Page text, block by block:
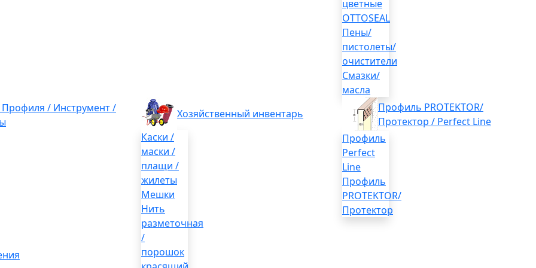
цветные
OTTOSEAL
Пены/
пистолеты/
очистители
Смазки/
масла
Профиля / Инструмент /
Хозяйственный инвентарь
Каски /
маски /
плащи /
жилеты
Мешки
Нить
разметочная
/
порошок
Профиль PROTEKTOR/
Протектор / Perfect Line
Профиль
Perfect
Line
Профиль
PROTEKTOR/
Протектор